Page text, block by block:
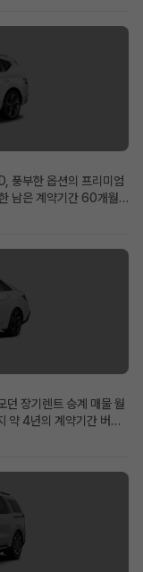
풍부한 옵션의 프리미엄
남은 계약기간 60개월
지원금 및 최상급 옵션
장기렌트 승계 매물 월
4년의 계약기간 버튼
신 옵션을 갖춘 프리미엄